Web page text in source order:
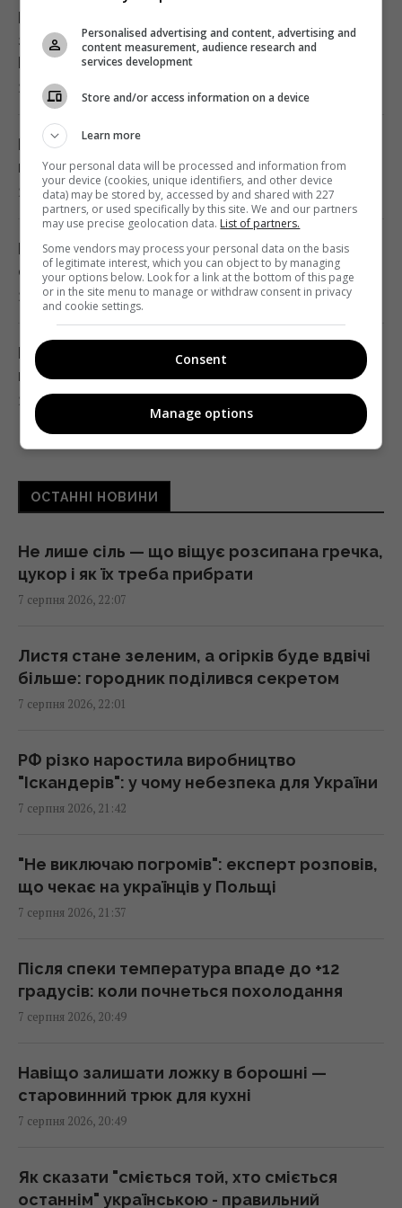
Під час візитів Путіна до регіонів на АЗС
з’являється багато дешевого бензину, – Le
Monde
21:51 п'ятниця, 07 серпня 2026
Експорт українського зерна впаде більш
ніж удвічі: Bloomberg розкрив цифри
21:41 п'ятниця, 07 серпня 2026
В результаті атаки РФ знищено найбільший
склад засобів індивідуального захисту
21:32 п'ятниця, 07 серпня 2026
РЕБ не замінить "Петріоти": Флеш розповів
про найбільшу небезпеку
21:21 п'ятниця, 07 серпня 2026
тривалий час не оновлювати Windows
21:20 п'ятниця, 07 серпня 2026
Суд продовжив тримання під вартою для
Коломойського, захист заявив про
проблеми зі здоров'ям
Росія встановила антидронові сітки на
своїх субмаринах, розташованих за тисячі
20:35 п'ятниця, 07 серпня 2026
Що їсти для здоров’я серця: кардіологи
20:22 п'ятниця, 07 серпня 2026
Льотчик-утікач з КНДР уперше сів за
20:18 п'ятниця, 07 серпня 2026
Сенат США схвалив законопроект про
20:17 п'ятниця, 07 серпня 2026
Київ буде значно краще підготовлений до
ППО ніхто не відміняв, - Пантелеєв
20:01 п'ятниця, 07 серпня 2026
ОСТАННІ НОВИНИ
Не лише сіль — що віщує розсипана гречка,
цукор і як їх треба прибрати
7 серпня 2026, 22:07
Листя стане зеленим, а огірків буде вдвічі
більше: городник поділився секретом
7 серпня 2026, 22:01
РФ різко наростила виробництво
"Іскандерів": у чому небезпека для України
7 серпня 2026, 21:42
"Не виключаю погромів": експерт розповів,
що чекає на українців у Польщі
7 серпня 2026, 21:37
Після спеки температура впаде до +12
градусів: коли почнеться похолодання
7 серпня 2026, 20:49
Навіщо залишати ложку в борошні —
старовинний трюк для кухні
7 серпня 2026, 20:49
Як сказати "сміється той, хто сміється
останнім" українською - правильний
Personalised advertising and content, advertising and
content measurement, audience research and
services development
Store and/or access information on a device
Learn more
Your personal data will be processed and information from
your device (cookies, unique identifiers, and other device
data) may be stored by, accessed by and shared with 227
partners, or used specifically by this site. We and our partners
may use precise geolocation data. List of partners.
Some vendors may process your personal data on the basis
of legitimate interest, which you can object to by managing
your options below. Look for a link at the bottom of this page
or in the site menu to manage or withdraw consent in privacy
and cookie settings.
Consent
Manage options